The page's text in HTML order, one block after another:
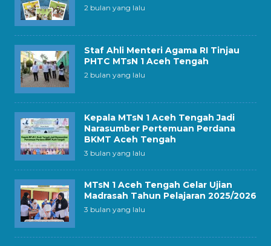
2 bulan yang lalu
Staf Ahli Menteri Agama RI Tinjau
PHTC MTsN 1 Aceh Tengah
2 bulan yang lalu
Kepala MTsN 1 Aceh Tengah Jadi
Narasumber Pertemuan Perdana
BKMT Aceh Tengah
3 bulan yang lalu
MTsN 1 Aceh Tengah Gelar Ujian
Madrasah Tahun Pelajaran 2025/2026
3 bulan yang lalu